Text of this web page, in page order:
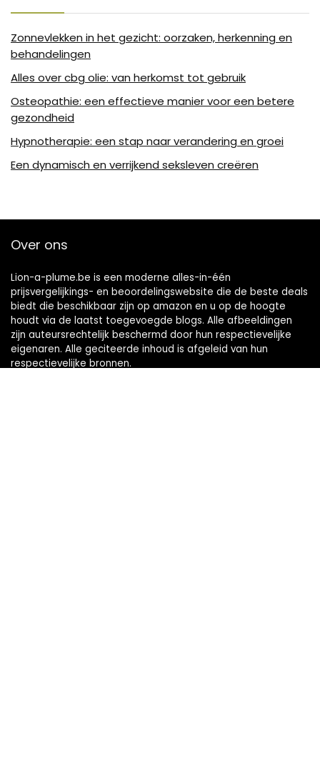
Zonnevlekken in het gezicht: oorzaken, herkenning en
behandelingen
Alles over cbg olie: van herkomst tot gebruik
Osteopathie: een effectieve manier voor een betere
gezondheid
Hypnotherapie: een stap naar verandering en groei
Een dynamisch en verrijkend seksleven creëren
Over ons
Lion-a-plume.be is een moderne alles-in-één
prijsvergelijkings- en beoordelingswebsite die de beste deals
biedt die beschikbaar zijn op amazon en u op de hoogte
houdt via de laatst toegevoegde blogs. Alle afbeeldingen
zijn auteursrechtelijk beschermd door hun respectievelijke
eigenaren. Alle geciteerde inhoud is afgeleid van hun
respectievelijke bronnen.